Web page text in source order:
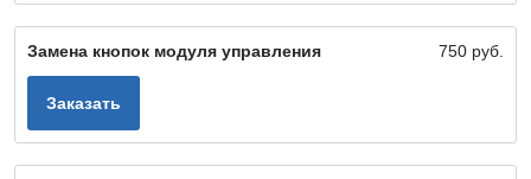
Замена кнопок модуля управления 750 руб.
Заказать